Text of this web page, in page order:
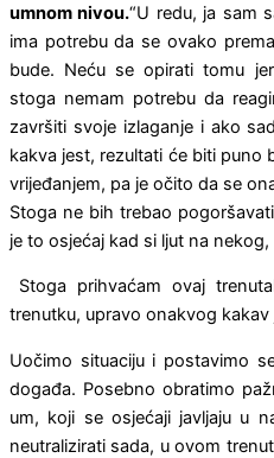
umnom nivou.“U redu, ja sam
ima potrebu da se ovako
bude. Neću se opirati tomu
stoga nemam potrebu da
završiti svoje izlaganje i ako
kakva jest, rezultati će biti puno
vrijeđanjem, pa je očito da se
Stoga ne bih trebao
je to osjećaj kad si ljut na
Stoga prihvaćam ovaj
trenutku, upravo onakvog kakav
Uočimo situaciju i postavimo
događa. Posebno obratimo
um, koji se osjećaji javljaju u
neutralizirati sada, u ovom